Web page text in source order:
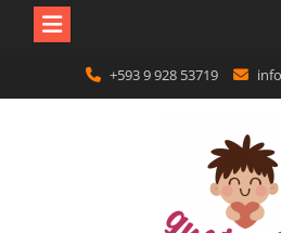
content
+593 9 928 53719